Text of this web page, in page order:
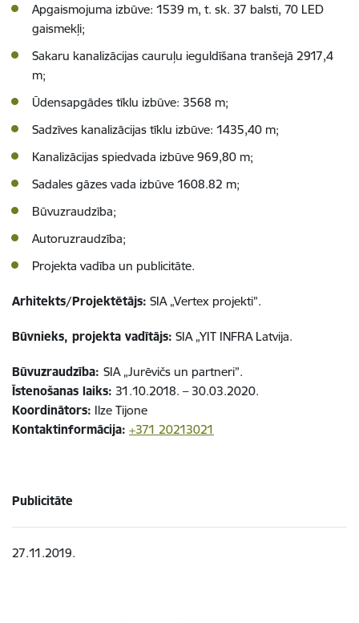
Apgaismojuma izbūve: 1539 m, t. sk. 37 balsti, 70 LED
gaismekļi;
Sakaru kanalizācijas cauruļu ieguldīšana tranšejā 2917,4
m;
Ūdensapgādes tīklu izbūve: 3568 m;
Sadzīves kanalizācijas tīklu izbūve: 1435,40 m;
Kanalizācijas spiedvada izbūve 969,80 m;
Sadales gāzes vada izbūve 1608.82 m;
Būvuzraudzība;
Autoruzraudzība;
Projekta vadība un publicitāte.
Arhitekts/Projektētājs: SIA „Vertex projekti”.
Būvnieks, projekta vadītājs: SIA „YIT INFRA Latvija.
Būvuzraudzība: SIA „Jurēvičs un partneri”.
Īstenošanas laiks: 31.10.2018. – 30.03.2020.
Koordinātors: Ilze Tijone
Kontaktinformācija: +371 20213021
Publicitāte
27.11.2019.